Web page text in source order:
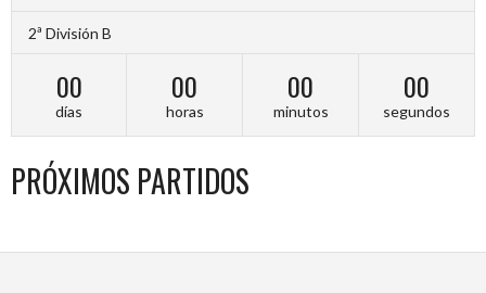
2ª División B
00
días
00
horas
00
minutos
00
segundos
PRÓXIMOS PARTIDOS